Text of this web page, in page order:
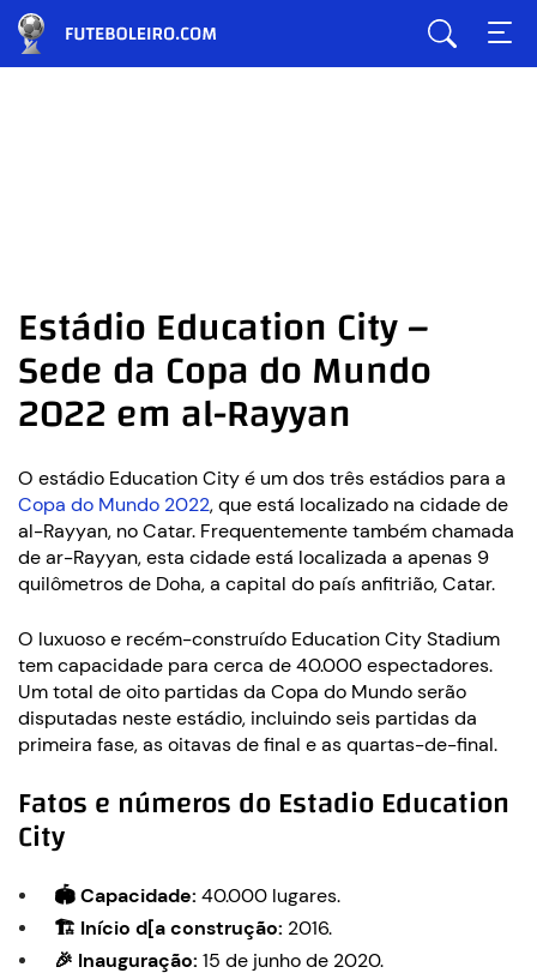
Estádio Education City –
Sede da Copa do Mundo
2022 em al-Rayyan
O estádio Education City é um dos três estádios para a
Copa do Mundo 2022, que está localizado na cidade de
al-Rayyan, no Catar. Frequentemente também chamada
de ar-Rayyan, esta cidade está localizada a apenas 9
quilômetros de Doha, a capital do país anfitrião, Catar.
O luxuoso e recém-construído Education City Stadium
tem capacidade para cerca de 40.000 espectadores.
Um total de oito partidas da Copa do Mundo serão
disputadas neste estádio, incluindo seis partidas da
primeira fase, as oitavas de final e as quartas-de-final.
Fatos e números do Estadio Education
City
🏟️ Capacidade: 40.000 lugares.
🏗️ Início d[a construção: 2016.
🎉 Inauguração: 15 de junho de 2020.